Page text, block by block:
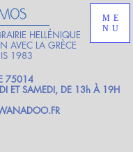
HELLÉNIQUE
AVEC LA GRÈCE
1983
ME
NU
75014
ET SAMEDI, DE 13h À 19H